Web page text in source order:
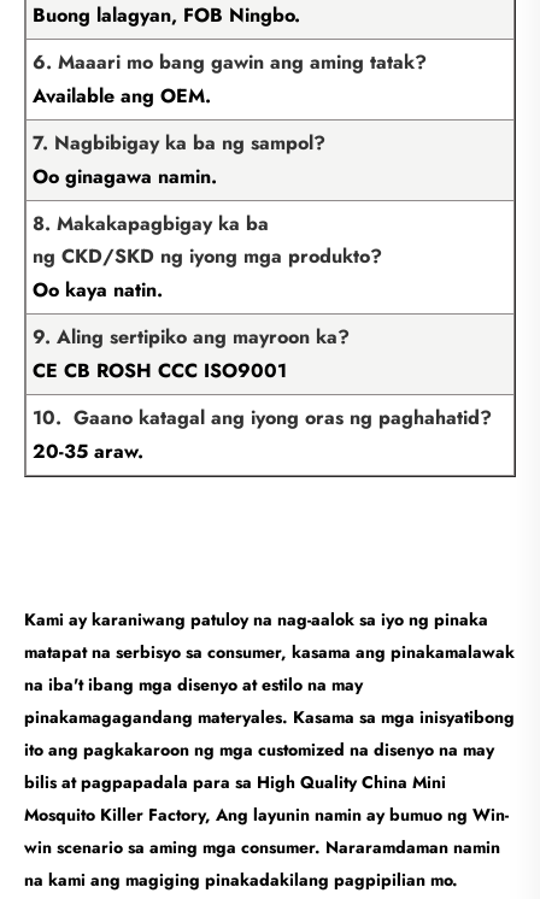
Buong lalagyan, FOB Ningbo.
6. Maaari mo bang gawin ang aming tatak?
Available ang OEM.
7. Nagbibigay ka ba ng sampol?
Oo ginagawa namin.
8. Makakapagbigay ka ba
ng CKD/SKD ng iyong mga produkto?
Oo kaya natin.
9. Aling sertipiko ang mayroon ka?
CE CB ROSH CCC ISO9001
10. Gaano katagal ang iyong oras ng paghahatid?
20-35 araw.
Kami ay karaniwang patuloy na nag-aalok sa iyo ng pinaka
matapat na serbisyo sa consumer, kasama ang pinakamalawak
na iba't ibang mga disenyo at estilo na may
pinakamagagandang materyales. Kasama sa mga inisyatibong
ito ang pagkakaroon ng mga customized na disenyo na may
bilis at pagpapadala para sa High Quality China Mini
Mosquito Killer Factory, Ang layunin namin ay bumuo ng Win-
win scenario sa aming mga consumer. Nararamdaman namin
na kami ang magiging pinakadakilang pagpipilian mo.